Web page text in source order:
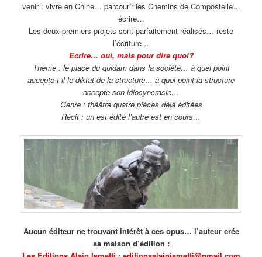
venir : vivre en Chine… parcourir les Chemins de Compostelle…
écrire…
Les deux premiers projets sont parfaitement réalisés… reste
l’écriture…
Ecrire… oui, mais pour dire quoi?
Thème : le place du quidam dans la société… à quel point
accepte-t-il le diktat de la structure… à quel point la structure
accepte son idiosyncrasie…
Genre : théâtre quatre pièces déjà éditées
Récit : un est édité l’autre est en cours…
Aucun éditeur ne trouvant intérêt à ces opus… l’auteur crée
sa maison d’édition :